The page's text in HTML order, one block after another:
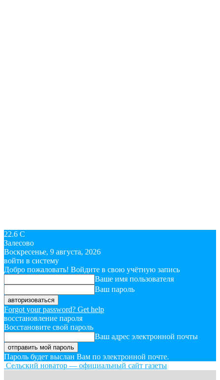
22.6 C
Залесово
Воскресенье, 9 августа, 2026
войти в систему
Добро пожаловать! Войдите в свою учётную запись
Ваше имя пользователя
Ваш пароль
Forgot your password? Get help
восстановление пароля
Восстановите свой пароль
Ваш адрес электронной почты
Пароль будет выслан Вам по электронной почте.
Сельский новатор — официальный сайт газеты